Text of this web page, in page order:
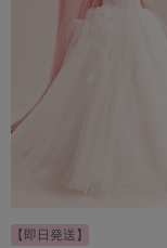
【即日発送】